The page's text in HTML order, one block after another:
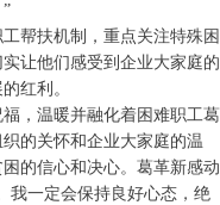
帮扶机制，重点关注特殊困
让他们感受到企业大家庭的
红利。
，温暖并融化着困难职工葛
的关怀和企业大家庭的温
的信心和决心。葛革新感动
我一定会保持良好心态，绝